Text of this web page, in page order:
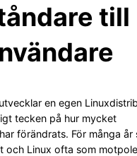
till
en egen
tecken på hur mycket
förändrats. För många år
och Linux ofta som